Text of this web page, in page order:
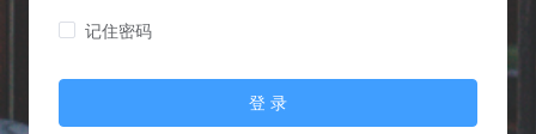
记住密码
登 录